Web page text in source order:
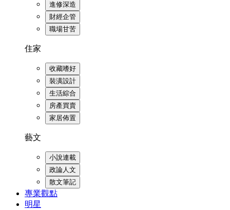
進修深造
財經企管
職場甘苦
住家
收藏嗜好
裝潢設計
生活綜合
房產買賣
家居佈置
藝文
小說連載
政論人文
散文筆記
專業觀點
明星